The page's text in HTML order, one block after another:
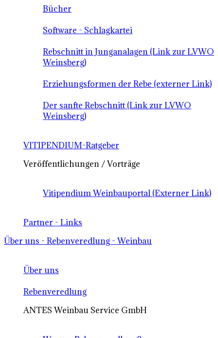
Bücher
Software - Schlagkartei
Rebschnitt in Junganalagen (Link zur LVWO
Weinsberg)
Erziehungsformen der Rebe (externer Link)
Der sanfte Rebschnitt (Link zur LVWO
Weinsberg)
VITIPENDIUM-Ratgeber
Veröffentlichungen / Vorträge
Vitipendium Weinbauportal (Externer Link)
Partner - Links
Über uns - Rebenveredlung - Weinbau
Über uns
Rebenveredlung
ANTES Weinbau Service GmbH